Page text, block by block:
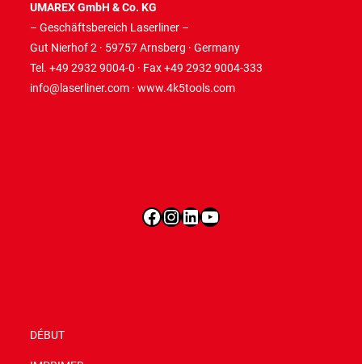
UMAREX GmbH & Co. KG
– Geschäftsbereich Laserliner –
Gut Nierhof 2 · 59757 Arnsberg · Germany
Tel. +49 2932 9004-0 · Fax +49 2932 9004-333
info@laserliner.com ·www.4k5tools.com
Facebook
Instagram
LinkedInYouTube
DÉBUT